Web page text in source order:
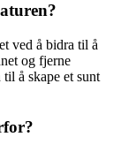
ved å bidra til å
og fjerne
å skape et sunt